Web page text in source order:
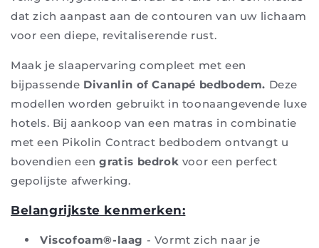
dat zich aanpast aan de contouren van uw lichaam
voor een diepe, revitaliserende rust.
Maak je slaapervaring compleet met een
bijpassende Divanlin of Canapé bedbodem. Deze
modellen worden gebruikt in toonaangevende luxe
hotels. Bij aankoop van een matras in combinatie
met een Pikolin Contract bedbodem ontvangt u
bovendien eengratis bedrok voor een perfect
gepolijste afwerking.
Belangrijkste kenmerken:
Viscofoam®-laag - Vormt zich naar je